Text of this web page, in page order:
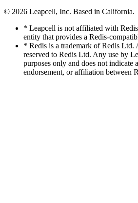
© 2026 Leapcell, Inc. Based in California.
* Leapcell is not affiliated with
entity that provides a Redis-
* Redis is a trademark of Redis Ltd.
reserved to Redis Ltd. Any use by
purposes only and does not indicate
endorsement, or affiliation between